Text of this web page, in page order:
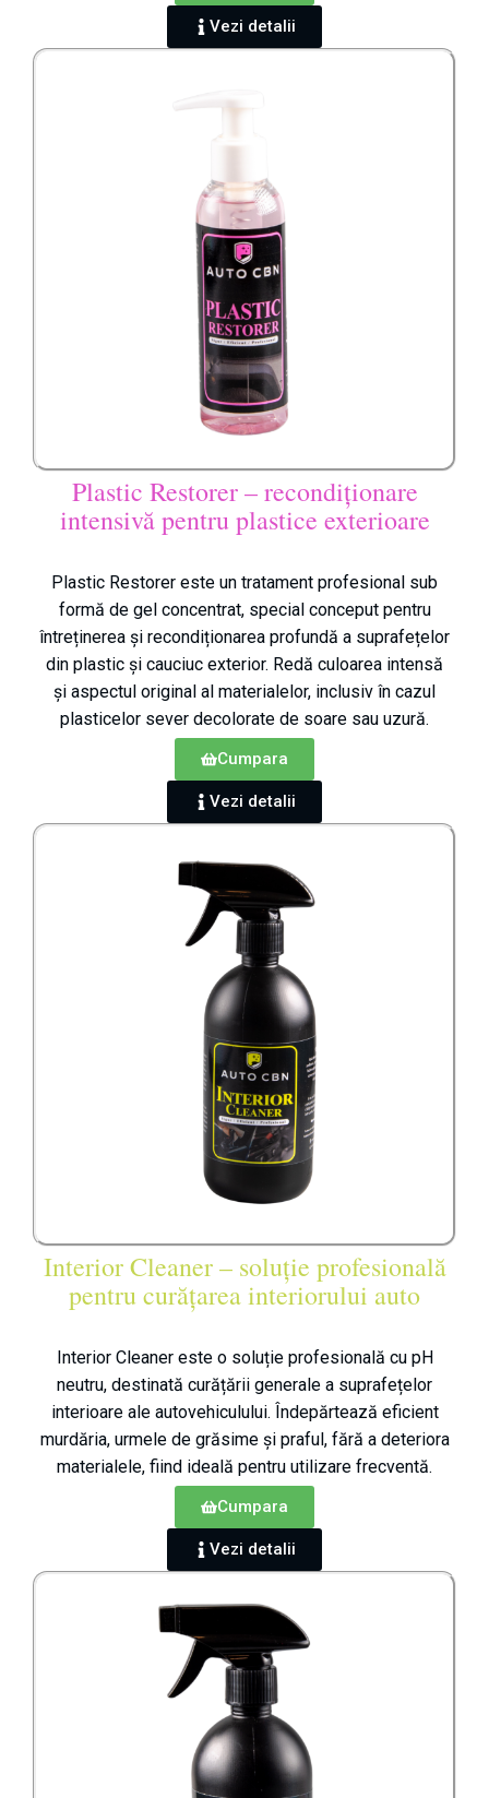
Vezi detalii
Plastic Restorer – recondiționare
intensivă pentru plastice exterioare
Plastic Restorer este un tratament profesional sub
formă de gel concentrat, special conceput pentru
întreținerea și recondiționarea profundă a suprafețelor
din plastic și cauciuc exterior. Redă culoarea intensă
și aspectul original al materialelor, inclusiv în cazul
plasticelor sever decolorate de soare sau uzură.
Cumpara
Vezi detalii
Interior Cleaner – soluție profesională
pentru curățarea interiorului auto
Interior Cleaner este o soluție profesională cu pH
neutru, destinată curățării generale a suprafețelor
interioare ale autovehiculului. Îndepărtează eficient
murdăria, urmele de grăsime și praful, fără a deteriora
materialele, fiind ideală pentru utilizare frecventă.
Cumpara
Vezi detalii